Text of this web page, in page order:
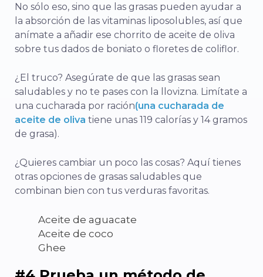
No sólo eso, sino que las grasas pueden ayudar a
la absorción de las vitaminas liposolubles, así que
anímate a añadir ese chorrito de aceite de oliva
sobre tus dados de boniato o floretes de coliflor.
¿El truco? Asegúrate de que las grasas sean
saludables y no te pases con la llovizna. Limítate a
una cucharada por ración(una cucharada de
aceite de oliva tiene unas 119 calorías y 14 gramos
de grasa).
¿Quieres cambiar un poco las cosas? Aquí tienes
otras opciones de grasas saludables que
combinan bien con tus verduras favoritas.
Aceite de aguacate
Aceite de coco
Ghee